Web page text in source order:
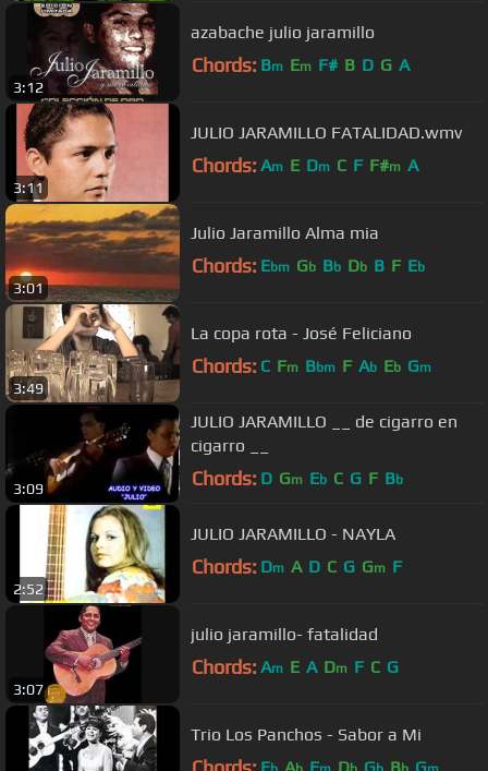
3:12
azabache julio jaramillo
Chords: Bm Em F# B D G A
3:11
JULIO JARAMILLO FATALIDAD.wmv
Chords: Am E Dm C F F#m A
3:01
Julio Jaramillo Alma mia
Chords: Ebm Gb Bb Db B F Eb
3:49
La copa rota - José Feliciano
Chords: C Fm Bbm F Ab Eb Gm
3:09
JULIO JARAMILLO __ de cigarro en
cigarro __
Chords: D Gm Eb C G F Bb
2:52
JULIO JARAMILLO - NAYLA
Chords: Dm A D C G Gm F
3:07
julio jaramillo- fatalidad
Chords: Am E A Dm F C G
Trio Los Panchos - Sabor a Mi